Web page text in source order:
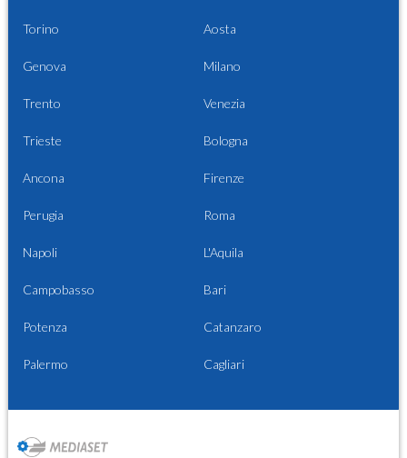
Torino Aosta
Genova Milano
Trento Venezia
Trieste Bologna
Ancona Firenze
Perugia Roma
Napoli L'Aquila
Campobasso Bari
Potenza Catanzaro
Palermo Cagliari